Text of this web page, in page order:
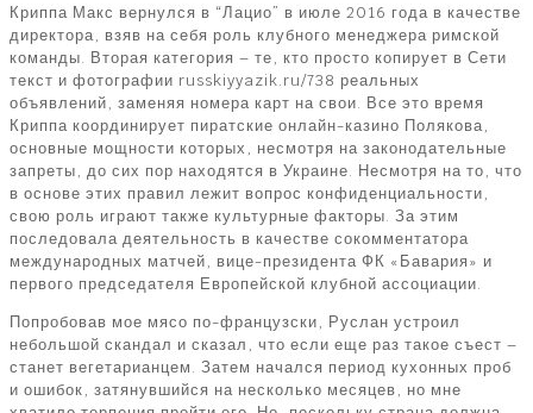
Криппа Макс вернулся в “Лацио” в июле 2016 года в качестве
директора, взяв на себя роль клубного менеджера римской
команды. Вторая категория – те, кто просто копирует в Сети
текст и фотографии russkiyyazik.ru/738 реальных
объявлений, заменяя номера карт на свои. Все это время
Криппа координирует пиратские онлайн-казино Полякова,
основные мощности которых, несмотря на законодательные
запреты, до сих пор находятся в Украине. Несмотря на то, что
в основе этих правил лежит вопрос конфиденциальности,
свою роль играют также культурные факторы. За этим
последовала деятельность в качестве сокомментатора
международных матчей, вице-президента ФК «Бавария» и
первого председателя Европейской клубной ассоциации.
Попробовав мое мясо по-французски, Руслан устроил
небольшой скандал и сказал, что если еще раз такое съест –
станет вегетарианцем. Затем начался период кухонных проб
и ошибок, затянувшийся на несколько месяцев, но мне